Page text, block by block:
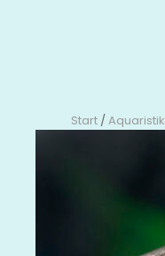
Start /Aquaristik